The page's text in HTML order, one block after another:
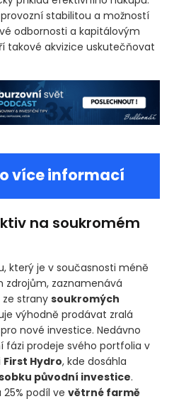
stabilitou a možností
odbornosti a kapitálovým
takové akvizice uskutečňovat
více informací
na soukromém
který je v současnosti méně
zdrojům, zaznamenává
ze strany soukromých
výhodně prodávat zralá
nové investice. Nedávno
fázi prodeje svého portfolia v
First Hydro, kde dosáhla
původní investice.
podíl ve větrné farmě